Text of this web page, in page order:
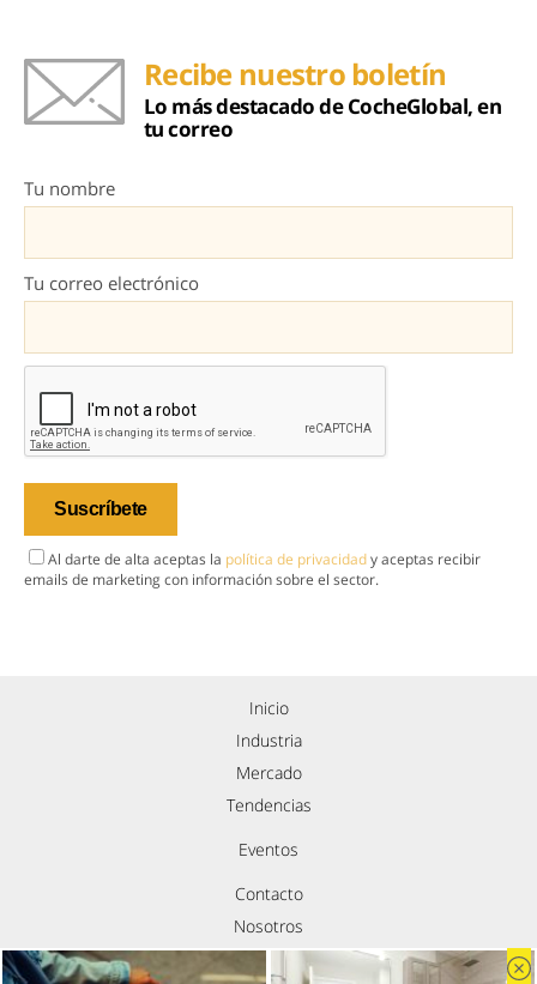
Recibe nuestro boletín
Lo más destacado de CocheGlobal, en
tu correo
Tu nombre
Tu correo electrónico
Al darte de alta aceptas la política de privacidady aceptas recibir
emails de marketing con información sobre el sector.
Inicio
Industria
Mercado
Tendencias
Eventos
Contacto
Nosotros
Política de privacidad